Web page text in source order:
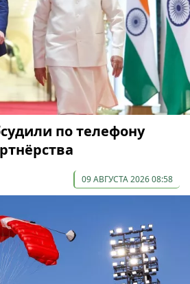
по телефону
09 АВГУСТА 2026 08:58